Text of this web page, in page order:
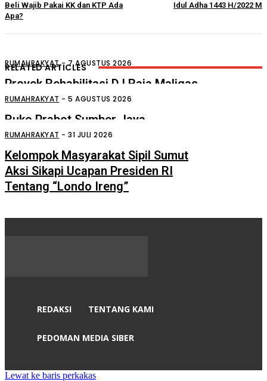
Beli Wajib Pakai KK dan KTP Ada
Apa?
Idul Adha 1443 H/2022 M
RELATED ARTICLES
RUMAHRAKYAT - 7 AGUSTUS 2026
Proyek Rehabilitasi D.I Raja Maligas
Diduga Asal Jadi
RUMAHRAKYAT - 5 AGUSTUS 2026
Ruko Prabot Sumber Jaya
Perdagangan Terbakar
RUMAHRAKYAT - 31 JULI 2026
Kelompok Masyarakat Sipil Sumut
Aksi Sikapi Ucapan Presiden RI
Tentang “Londo Ireng”
REDAKSI TENTANG KAMI
PEDOMAN MEDIA SIBER
Lewat ke baris perkakas